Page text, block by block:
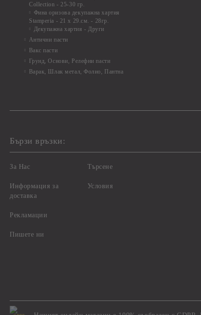
Collection - 25-30 гр.
Фина оризова декупажна хартия
Stamperia - 21 х 29.см. - 28гр.
Декупажна хартия - Други
Антични пасти
Вакс пасти
Грунд, Основи, Релефни пасти
Варак, Шлак метал, Фолио, Пантна
Бързи връзки:
За Нас
Информация за
доставка
Рекламации
Пишете ни
Търсене
Условия